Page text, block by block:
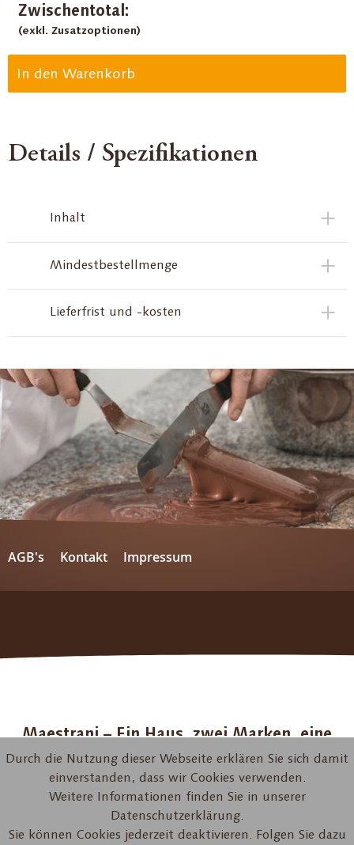
Durch die Nutzung dieser Webseite erklären Sie sich damit
einverstanden, dass wir Cookies verwenden.
Weitere Informationen finden Sie in unserer
Datenschutzerklärung.
Sie können Cookies jederzeit deaktivieren. Folgen Sie dazu
Zwischentotal:
(exkl. Zusatzoptionen)
In den Warenkorb
Details / Spezifikationen
Inhalt
Mindestbestellmenge
Lieferfrist und -kosten
AGB's Kontakt Impressum
Maestrani – Ein Haus, zwei Marken, eine
Erlebniswelt